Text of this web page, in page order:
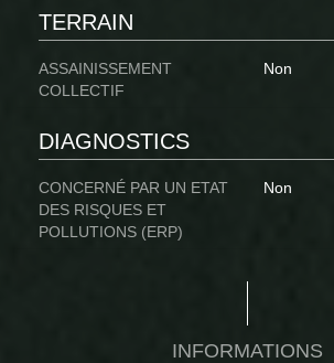
TERRAIN
ASSAINISSEMENT
COLLECTIF
Non
DIAGNOSTICS
CONCERNÉ PAR UN ETAT
DES RISQUES ET
POLLUTIONS (ERP)
Non
INFORMATIONS